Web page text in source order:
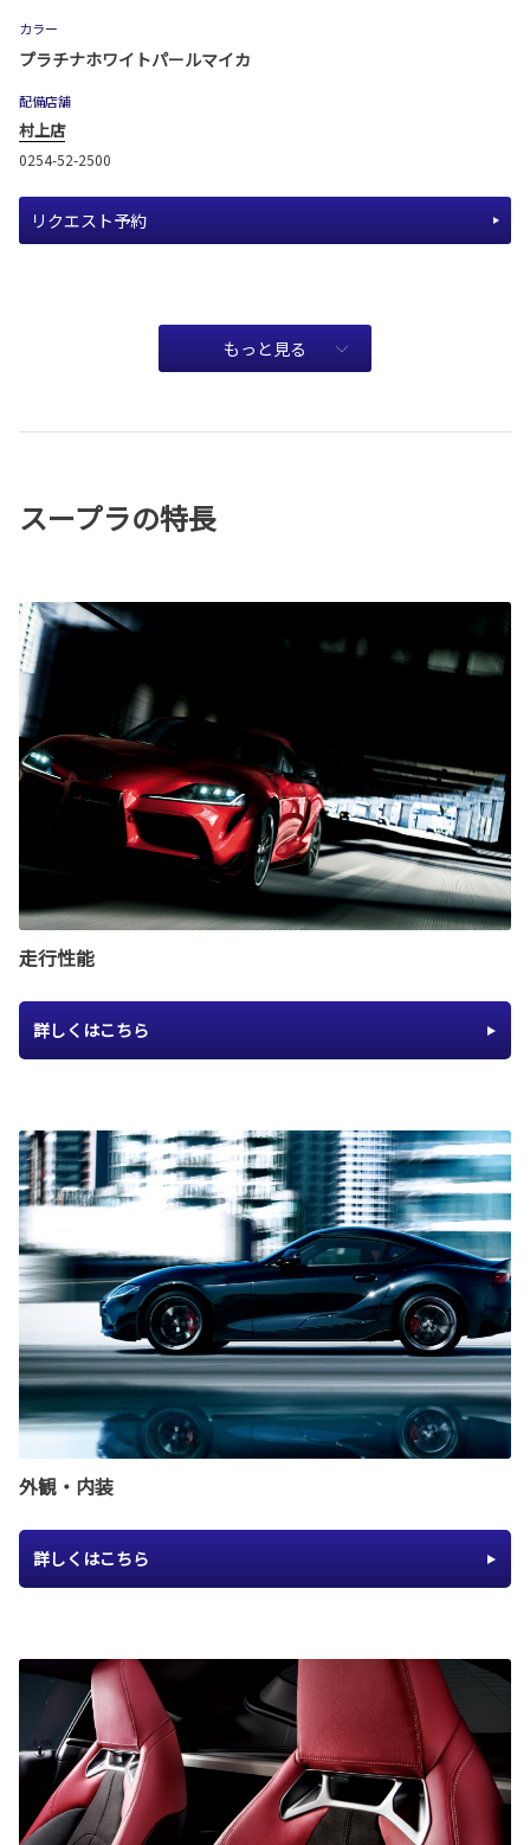
カラー
プラチナホワイトパールマイカ
配備店舗
村上店
0254-52-2500
リクエスト予約
もっと見る
スープラの特長
走行性能
詳しくはこちら
外観・内装
詳しくはこちら